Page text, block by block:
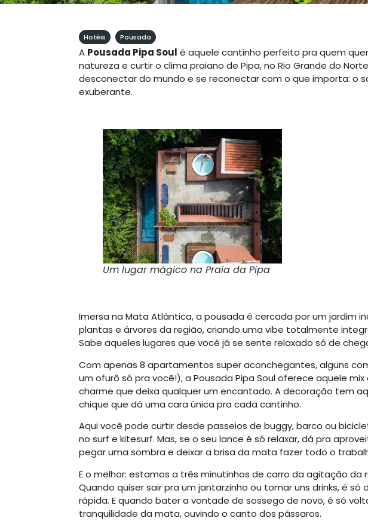
Hotéis Pousada
A Pousada Pipa Soul é aquele cantinho perfeito pra quem
natureza e curtir o clima praiano de Pipa, no Rio Grande do
desconectar do mundo e se reconectar com o que importa: o
exuberante.
Um lugar mágico na Praia da Pipa
Imersa na Mata Atlântica, a pousada é cercada por um jardim
plantas e árvores da região, criando uma vibe totalmente
Sabe aqueles lugares que você já se sente relaxado só de
Com apenas 8 apartamentos super aconchegantes, alguns
um ofurô só pra você!), a Pousada Pipa Soul oferece aquele
charme que deixa qualquer um encantado. A decoração tem
chique que dá uma cara única pra cada cantinho.
Aqui você pode curtir desde passeios de buggy, barco ou
no surf e kitesurf. Mas, se o seu lance é só relaxar, dá pra
pegar uma sombra e deixar a brisa da mata fazer todo o
E o melhor: estamos a três minutinhos de carro da agitação da
Quando quiser sair pra um jantarzinho ou tomar uns drinks, é só
rápida. E quando bater a vontade de sossego de novo, é só
tranquilidade da mata, ouvindo o canto dos pássaros.